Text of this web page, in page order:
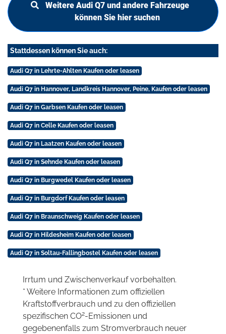
Weitere Audi Q7 und andere Fahrzeuge
können Sie hier suchen
Stattdessen können Sie auch:
Audi Q7 in Lehrte-Ahlten Kaufen oder leasen
Audi Q7 in Hannover, Landkreis Hannover, Peine, Kaufen oder leasen
Audi Q7 in Garbsen Kaufen oder leasen
Audi Q7 in Celle Kaufen oder leasen
Audi Q7 in Laatzen Kaufen oder leasen
Audi Q7 in Sehnde Kaufen oder leasen
Audi Q7 in Burgwedel Kaufen oder leasen
Audi Q7 in Burgdorf Kaufen oder leasen
Audi Q7 in Braunschweig Kaufen oder leasen
Audi Q7 in Hildesheim Kaufen oder leasen
Audi Q7 in Soltau-Fallingbostel Kaufen oder leasen
Irrtum und Zwischenverkauf vorbehalten.
* Weitere Informationen zum offiziellen
Kraftstoffverbrauch und zu den offiziellen
spezifischen CO2-Emissionen und
gegebenenfalls zum Stromverbrauch neuer